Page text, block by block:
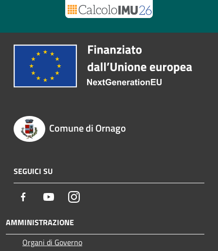
Comune di Ornago
SEGUICI SU
Facebook YoutubeInstagram
AMMINISTRAZIONE
Organi di Governo